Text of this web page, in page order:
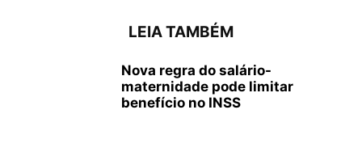
LEIA TAMBÉM
Nova regra do salário-
maternidade pode limitar
benefício no INSS